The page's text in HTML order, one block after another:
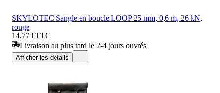
SKYLOTEC Sangle en boucle LOOP 25 mm, 0,6 m, 26 kN,
rouge
14,77 €TTC
Livraison au plus tard le 2-4 jours ouvrés
Afficher les détails